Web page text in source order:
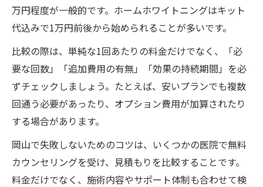
万円程度が一般的です。ホームホワイトニングはキット
代込みで1万円前後から始められることが多いです。
比較の際は、単純な1回あたりの料金だけでなく、「必
要な回数」「追加費用の有無」「効果の持続期間」を必
ずチェックしましょう。たとえば、安いプランでも複数
回通う必要があったり、オプション費用が加算されたり
する場合があります。
岡山で失敗しないためのコツは、いくつかの医院で無料
カウンセリングを受け、見積もりを比較することです。
料金だけでなく、施術内容やサポート体制も合わせて検